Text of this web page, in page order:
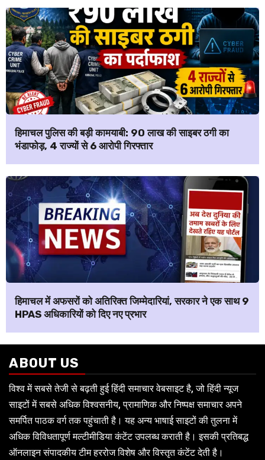
हिमाचल पुलिस की बड़ी कामयाबी: ₹90 लाख की साइबर ठगी का
भंडाफोड़, 4 राज्यों से 6 आरोपी गिरफ्तार
हिमाचल में अफसरों को अतिरिक्त जिम्मेदारियां, सरकार ने एक साथ 9
HPAS अधिकारियों को दिए नए प्रभार
ABOUT US
विश्व में सबसे तेजी से बढ़ती हुई हिंदी समाचार वेबसाइट है, जो हिंदी न्यूज
साइटों में सबसे अधिक विश्वसनीय, प्रामाणिक और निष्पक्ष समाचार अपने
समर्पित पाठक वर्ग तक पहुंचाती है। यह अन्य भाषाई साइटों की तुलना में
अधिक विविधतापूर्ण मल्टीमीडिया कंटेंट उपलब्ध कराती है। इसकी प्रतिबद्ध
ऑनलाइन संपादकीय टीम हररोज विशेष और विस्तृत कंटेंट देती है।